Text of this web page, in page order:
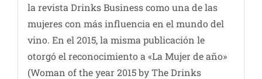
la revista Drinks Business como una de las
mujeres con más influencia en el mundo del
vino. En el 2015, la misma publicación le
otorgó el reconocimiento a «La Mujer de año»
(Woman of the year 2015 by The Drinks